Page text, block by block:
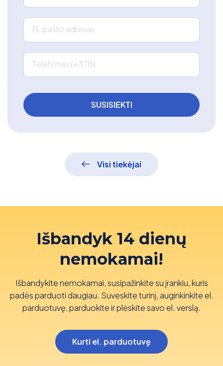
El. pašto adresas
Telefonas (+370)
Visi tiekėjai
Išbandyk 14 dienų
nemokamai!
Išbandykite nemokamai, susipažinkite su įrankiu, kuris
padės parduoti daugiau. Suveskite turinį, auginkinkite el.
parduotuvę, parduokite ir plėskite savo el. verslą.
Kurti el. parduotuvę